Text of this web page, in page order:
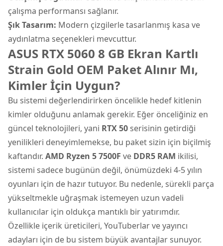
çalışma performansı sağlanır.
Şık Tasarım: Modern çizgilerle tasarlanmış kasa ve
aydınlatma seçenekleri mevcuttur.
ASUS RTX 5060 8 GB Ekran Kartlı
Strain Gold OEM Paket Alınır Mı,
Kimler İçin Uygun?
Bu sistemi değerlendirirken öncelikle hedef kitlenin
kimler olduğunu anlamak gerekir. Eğer önceliğiniz en
güncel teknolojileri, yani RTX 50serisinin getirdiği
yenilikleri deneyimlemekse, bu paket sizin için biçilmiş
kaftandır. AMD Ryzen 5 7500F ve DDR5 RAM ikilisi,
sistemi sadece bugünün değil, önümüzdeki 4-5 yılın
oyunları için de hazır tutuyor. Bu nedenle, sürekli parça
yükseltmekle uğraşmak istemeyen uzun vadeli
kullanıcılar için oldukça mantıklı bir yatırımdır.
Özellikle içerik üreticileri, YouTuberlar ve yayıncı
adayları için de bu sistem büyük avantajlar sunuyor.